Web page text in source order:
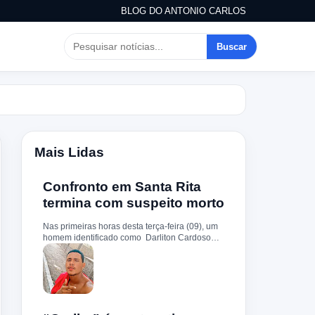
BLOG DO ANTONIO CARLOS
Buscar
Mais Lidas
Confronto em Santa Rita
termina com suspeito morto
Nas primeiras horas desta terça-feira (09), um
homem identificado como Darliton Cardoso
Pereira morreu após confronto com a Polícia
Militar no povoado Timbotiba, zona rural de
Santa Rita. De acordo com a PM, os policiais
estavam cumprindo um mandado de prisão
contra Darliton, apontado como um dos